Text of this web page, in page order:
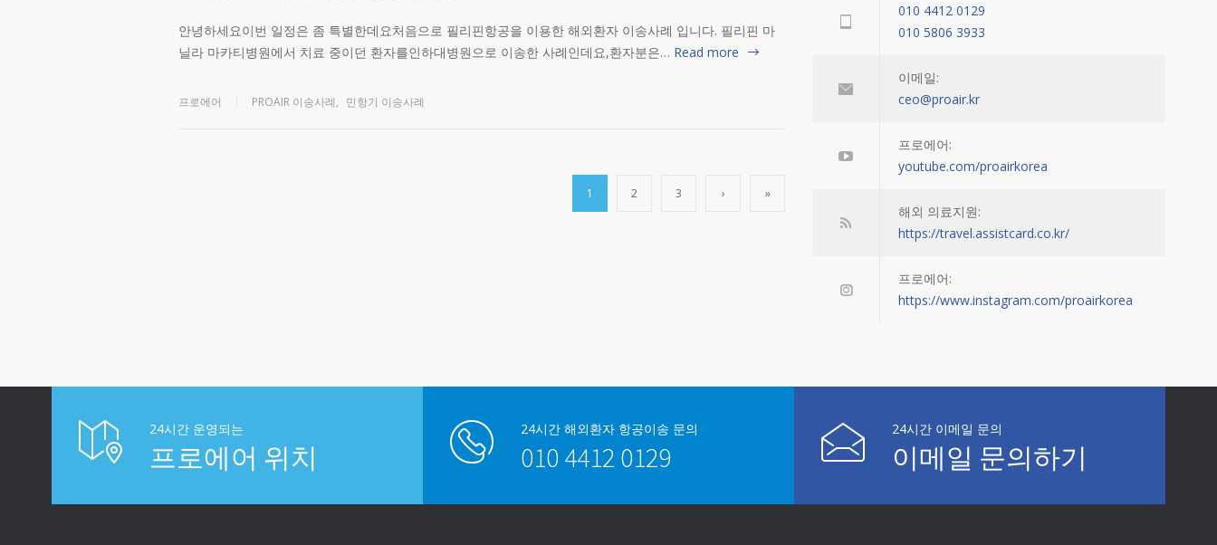
안녕하세요이번 일정은 좀 특별한데요처음으로 필리핀항공을 이용한 해외환자 이송사례 입니다. 필리핀 마
닐라 마카티병원에서 치료 중이던 환자를인하대병원으로 이송한 사례인데요,환자분은… Read more
프로에어 PROAIR 이송사례, 민항기 이송사례
1 2 3 › »
010 4412 0129
010 5806 3933
이메일:
ceo@proair.kr
프로에어:
youtube.com/proairkorea
해외 의료지원:
https://travel.assistcard.co.kr/
프로에어:
https://www.instagram.com/proairkorea
24시간 운영되는
프로에어 위치
24시간 해외환자 항공이송 문의
010 4412 0129
24시간 이메일 문의
이메일 문의하기